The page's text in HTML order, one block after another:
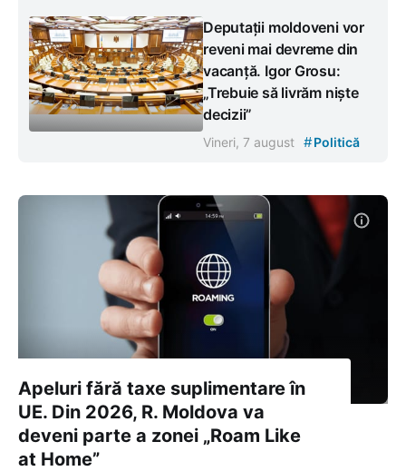
Deputații moldoveni vor
reveni mai devreme din
vacanță. Igor Grosu:
„Trebuie să livrăm niște
decizii”
Vineri, 7 august #Politică
Apeluri fără taxe suplimentare în
UE. Din 2026, R. Moldova va
deveni parte a zonei „Roam Like
at Home”